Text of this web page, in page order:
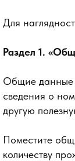
Для
Раздел 1.
Общие данные
сведения о
другую
Поместите
количеству